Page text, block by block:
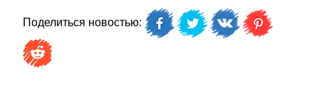
Поделиться новостью: